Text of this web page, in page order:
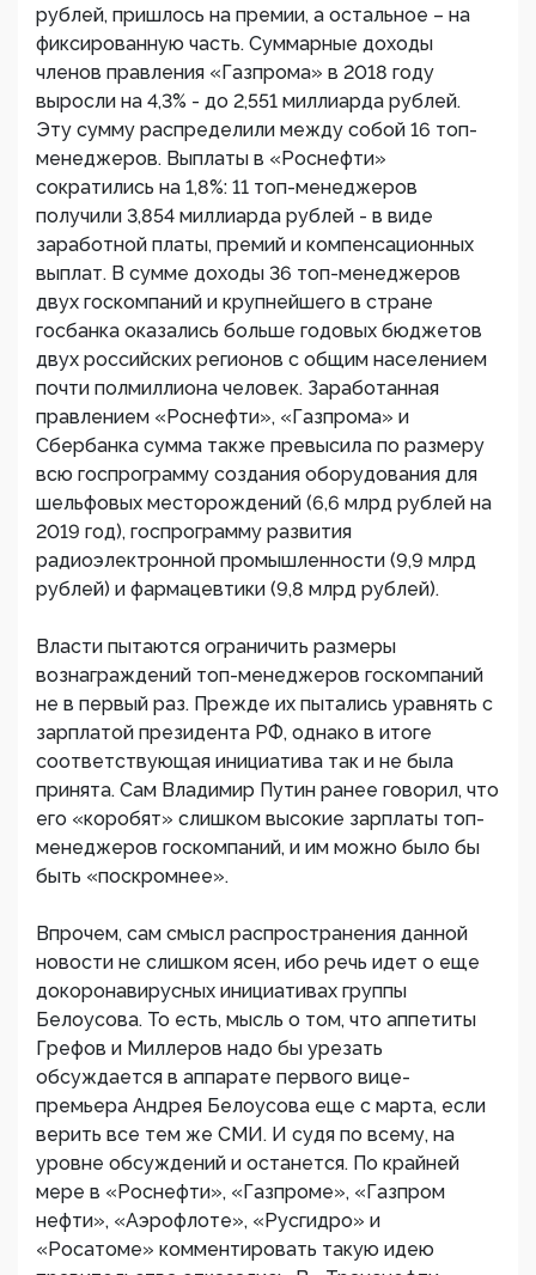
рублей, пришлось на премии, а остальное – на
фиксированную часть. Суммарные доходы
членов правления «Газпрома» в 2018 году
выросли на 4,3% - до 2,551 миллиарда рублей.
Эту сумму распределили между собой 16 топ-
менеджеров. Выплаты в «Роснефти»
сократились на 1,8%: 11 топ-менеджеров
получили 3,854 миллиарда рублей - в виде
заработной платы, премий и компенсационных
выплат. В сумме доходы 36 топ-менеджеров
двух госкомпаний и крупнейшего в стране
госбанка оказались больше годовых бюджетов
двух российских регионов с общим населением
почти полмиллиона человек. Заработанная
правлением «Роснефти», «Газпрома» и
Сбербанка сумма также превысила по размеру
всю госпрограмму создания оборудования для
шельфовых месторождений (6,6 млрд рублей на
2019 год), госпрограмму развития
радиоэлектронной промышленности (9,9 млрд
рублей) и фармацевтики (9,8 млрд рублей).
Власти пытаются ограничить размеры
вознаграждений топ-менеджеров госкомпаний
не в первый раз. Прежде их пытались уравнять с
зарплатой президента РФ, однако в итоге
соответствующая инициатива так и не была
принята. Сам Владимир Путин ранее говорил, что
его «коробят» слишком высокие зарплаты топ-
менеджеров госкомпаний, и им можно было бы
быть «поскромнее».
Впрочем, сам смысл распространения данной
новости не слишком ясен, ибо речь идет о еще
докоронавирусных инициативах группы
Белоусова. То есть, мысль о том, что аппетиты
Грефов и Миллеров надо бы урезать
обсуждается в аппарате первого вице-
премьера Андрея Белоусова еще с марта, если
верить все тем же СМИ. И судя по всему, на
уровне обсуждений и останется. По крайней
мере в «Роснефти», «Газпроме», «Газпром
нефти», «Аэрофлоте», «Русгидро» и
«Росатоме» комментировать такую идею